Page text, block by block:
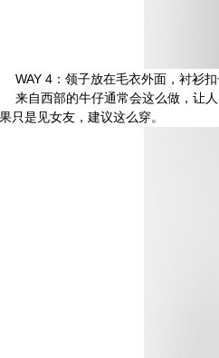
4：领子放在毛衣外面，衬衫扣
西部的牛仔通常会这么做，让人感
只是见女友，建议这么穿。